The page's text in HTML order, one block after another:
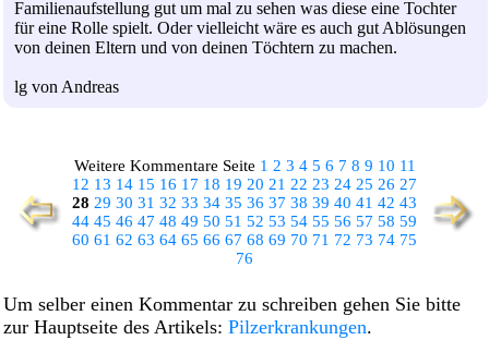
Familienaufstellung gut um mal zu sehen was diese eine Tochter
für eine Rolle spielt. Oder vielleicht wäre es auch gut Ablösungen
von deinen Eltern und von deinen Töchtern zu machen.
lg von Andreas
Weitere Kommentare Seite 1 2 3 4 5 6 7 8 9 10 11
12 13 14 15 16 17 18 19 20 21 22 23 24 25 26 27
28 29 30 31 32 33 34 35 36 37 38 39 40 41 42 43
44 45 46 47 48 49 50 51 52 53 54 55 56 57 58 59
60 61 62 63 64 65 66 67 68 69 70 71 72 73 74 75
76
Um selber einen Kommentar zu schreiben gehen Sie bitte
zur Hauptseite des Artikels: Pilzerkrankungen.